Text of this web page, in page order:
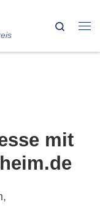
Search
mit